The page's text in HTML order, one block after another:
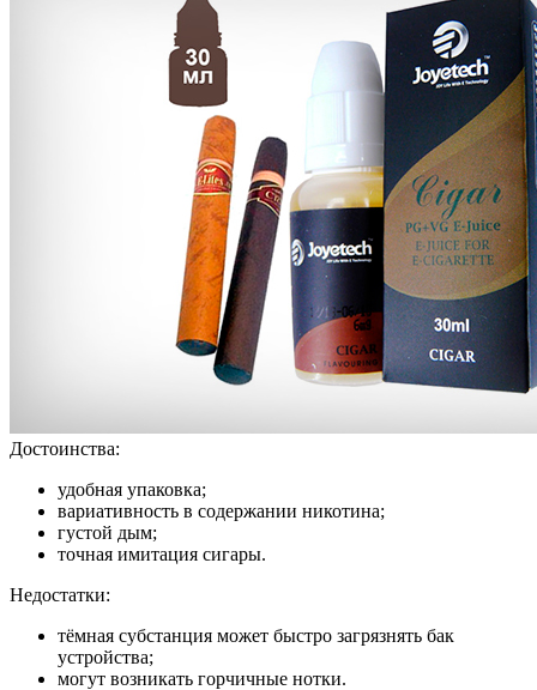
Достоинства:
удобная упаковка;
вариативность в содержании никотина;
густой дым;
точная имитация сигары.
Недостатки:
тёмная субстанция может быстро загрязнять бак
устройства;
могут возникать горчичные нотки.